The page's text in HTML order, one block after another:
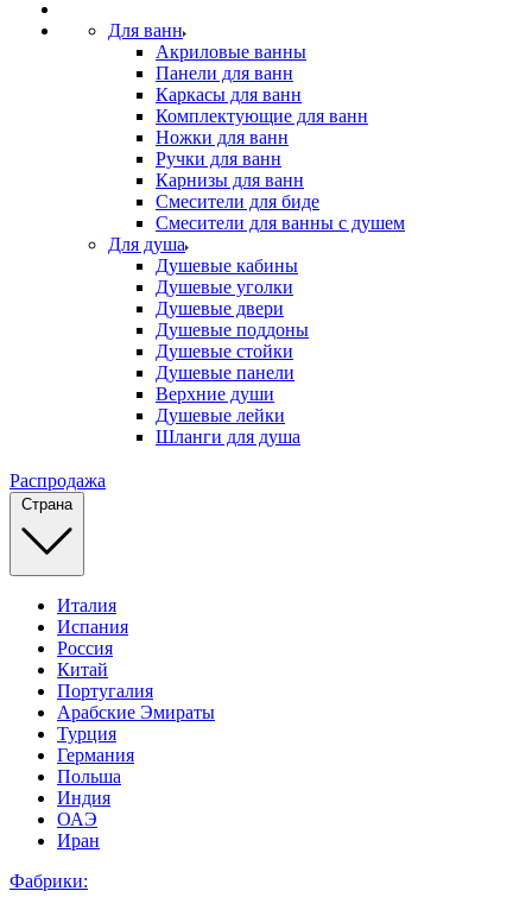
Для ванн
Акриловые ванны
Панели для ванн
Каркасы для ванн
Комплектующие для ванн
Ножки для ванн
Ручки для ванн
Карнизы для ванн
Смесители для биде
Смесители для ванны с душем
Для душа
Душевые кабины
Душевые уголки
Душевые двери
Душевые поддоны
Душевые стойки
Душевые панели
Верхние души
Душевые лейки
Шланги для душа
Распродажа
Страна
Италия
Испания
Россия
Китай
Португалия
Арабские Эмираты
Турция
Германия
Польша
Индия
ОАЭ
Иран
Фабрики: